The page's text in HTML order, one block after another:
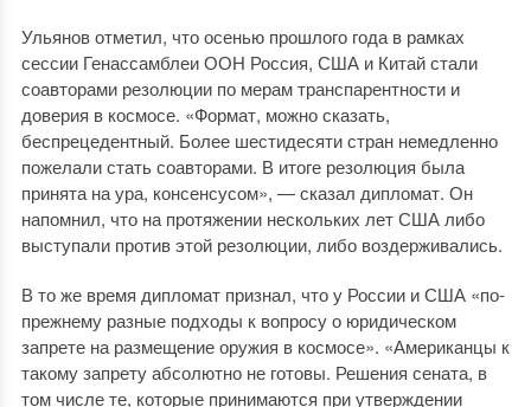
Ульянов отметил, что осенью прошлого года в рамках
сессии Генассамблеи ООН Россия, США и Китай стали
соавторами резолюции по мерам транспарентности и
доверия в космосе. «Формат, можно сказать,
беспрецедентный. Более шестидесяти стран немедленно
пожелали стать соавторами. В итоге резолюция была
принята на ура, консенсусом», — сказал дипломат. Он
напомнил, что на протяжении нескольких лет США либо
выступали против этой резолюции, либо воздерживались.
В то же время дипломат признал, что у России и США «по-
прежнему разные подходы к вопросу о юридическом
запрете на размещение оружия в космосе». «Американцы к
такому запрету абсолютно не готовы. Решения сената, в
том числе те, которые принимаются при утверждении